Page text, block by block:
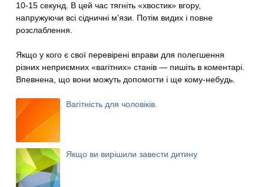
10-15 секунд. В цей час тягніть «хвостик» вгору,
напружуючи всі сідничні м'язи. Потім видих і повне
розслаблення.
Якщо у кого є свої перевірені вправи для полегшення
різних неприємних «вагітних» станів — пишіть в коментарі.
Впевнена, що вони можуть допомогти і ще кому-небудь.
Вагітність для чоловіків.
Якщо ви вирішили завести дитину